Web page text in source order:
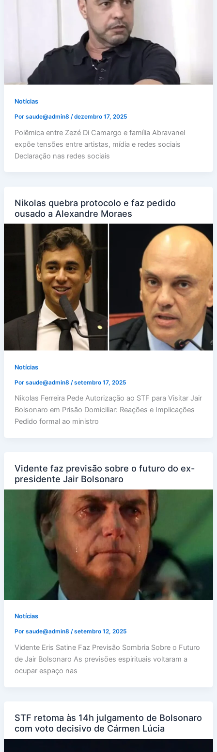
Notícias
Por saude@admin8 /dezembro 17, 2025
Polêmica entre Zezé Di Camargo e família Abravanel
expõe tensões entre artistas, mídia e redes sociais
Declaração nas redes sociais
Nikolas quebra protocolo e faz pedido
ousado a Alexandre Moraes
Notícias
Por saude@admin8 /setembro 17, 2025
Nikolas Ferreira Pede Autorização ao STF para Visitar Jair
Bolsonaro em Prisão Domiciliar: Reações e Implicações
Pedido formal ao ministro
Vidente faz previsão sobre o futuro do ex-
presidente Jair Bolsonaro
Notícias
Por saude@admin8 /setembro 12, 2025
Vidente Eris Satine Faz Previsão Sombria Sobre o Futuro
de Jair Bolsonaro As previsões espirituais voltaram a
ocupar espaço nas
STF retoma às 14h julgamento de Bolsonaro
com voto decisivo de Cármen Lúcia